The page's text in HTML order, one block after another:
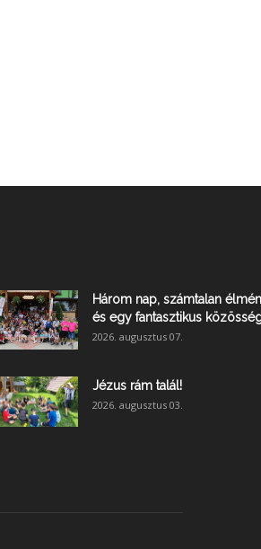
Három nap, számtalan
és egy fantasztikus
2026. augusztus 07.
Jézus rám talál!
2026. augusztus 03.